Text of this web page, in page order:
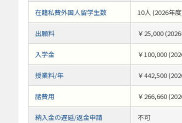
在籍私費外国人留学生数 10人 (2026年
出願料 ￥25,000
入学金 ￥100,000
授業料/年 ￥442,500
諸費用 ￥266,660
納入金の遅延/返金申請 不可